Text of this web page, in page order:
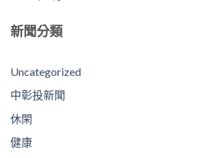
新聞分類
Uncategorized
中彰投新聞
休閑
健康